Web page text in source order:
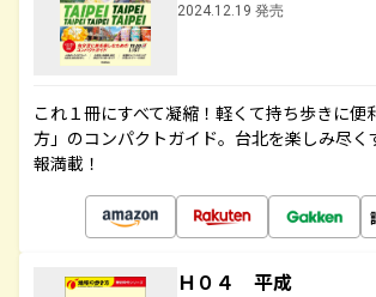
2024.12.19 発売
これ１冊にすべて凝縮！軽くて持ち歩きに便
方」のコンパクトガイド。台北を楽しみ尽く
報満載！
Ｈ０４ 平成